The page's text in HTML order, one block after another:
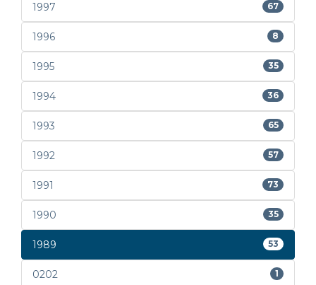
1997 67
1996 8
1995 35
1994 36
1993 65
1992 57
1991 73
1990 35
1989 53
0202 1